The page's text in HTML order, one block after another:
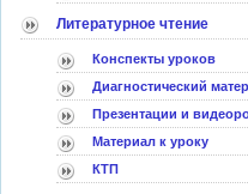
Литературное чтение
Конспекты уроков
Диагностический
Презентации и
Материал к уроку
КТП